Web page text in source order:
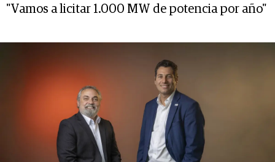
"Vamos a licitar 1.000 MW de potencia por año"